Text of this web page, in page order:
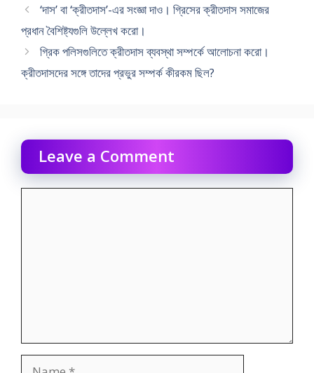
‘দাস’ বা ‘ক্রীতদাস’-এর সংজ্ঞা দাও। গ্রিসের ক্রীতদাস সমাজের
প্রধান বৈশিষ্ট্যগুলি উল্লেখ করাে।
গ্রিক পলিসগুলিতে ক্রীতদাস ব্যবস্থা সম্পর্কে আলােচনা করাে।
ক্রীতদাসদের সঙ্গে তাদের প্রভুর সম্পর্ক কীরকম ছিল?
Leave a Comment